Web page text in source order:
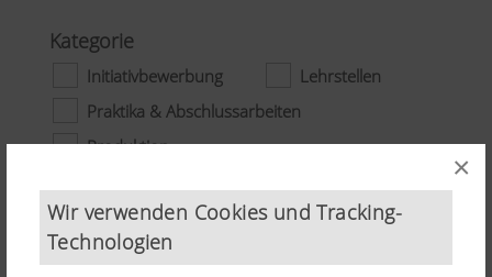
×
Wir verwenden Cookies und Tracking-
Technologien
Kategorie
Initiativbewerbung
Lehrstellen
Praktika & Abschlussarbeiten
Produktion
Ausmaß
Vollzeit
Praktikum